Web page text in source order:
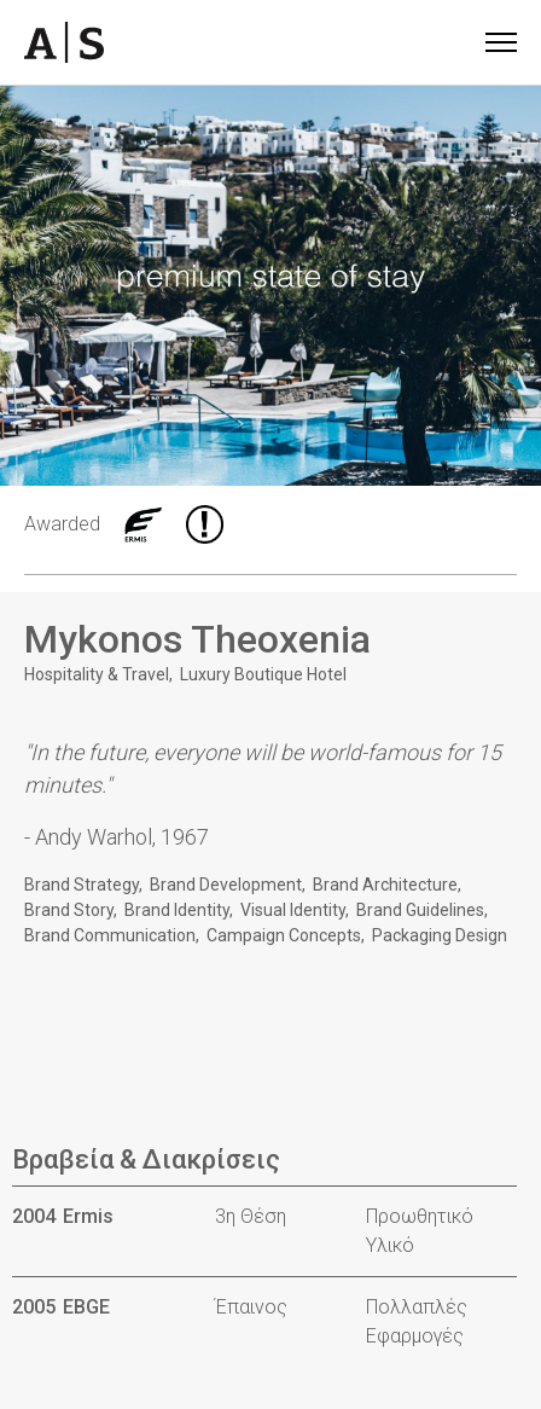
Awarded
Mykonos Theoxenia
Hospitality & Travel Luxury Boutique Hotel
"In the future, everyone will be world-famous for 15
minutes."
- Andy Warhol, 1967
Brand Strategy Brand Development
Brand Architecture
Brand Story
Brand Identity Visual Identity
Brand Guidelines
Brand Communication
Campaign Concepts Packaging Design
Βραβεία & Διακρίσεις
2004 Ermis 3η Θέση
Προωθητικό
Υλικό
2005 EBGE Έπαινος
Πολλαπλές
Εφαρμογές